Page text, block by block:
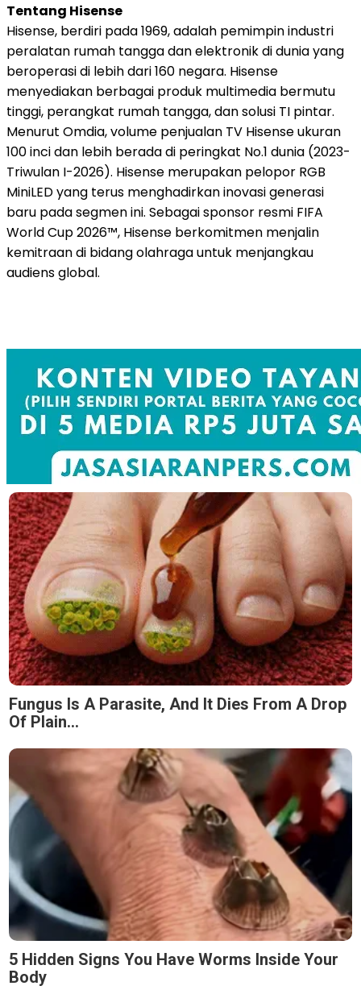
Tentang Hisense
Hisense, berdiri pada 1969, adalah pemimpin industri
peralatan rumah tangga dan elektronik di dunia yang
beroperasi di lebih dari 160 negara. Hisense
menyediakan berbagai produk multimedia bermutu
tinggi, perangkat rumah tangga, dan solusi TI pintar.
Menurut Omdia, volume penjualan TV Hisense ukuran
100 inci dan lebih berada di peringkat No.1 dunia (2023-
Triwulan I-2026). Hisense merupakan pelopor RGB
MiniLED yang terus menghadirkan inovasi generasi
baru pada segmen ini. Sebagai sponsor resmi FIFA
World Cup 2026™, Hisense berkomitmen menjalin
kemitraan di bidang olahraga untuk menjangkau
audiens global.
Fungus Is A Parasite, And It Dies From A Drop
Of Plain...
5 Hidden Signs You Have Worms Inside Your
Body